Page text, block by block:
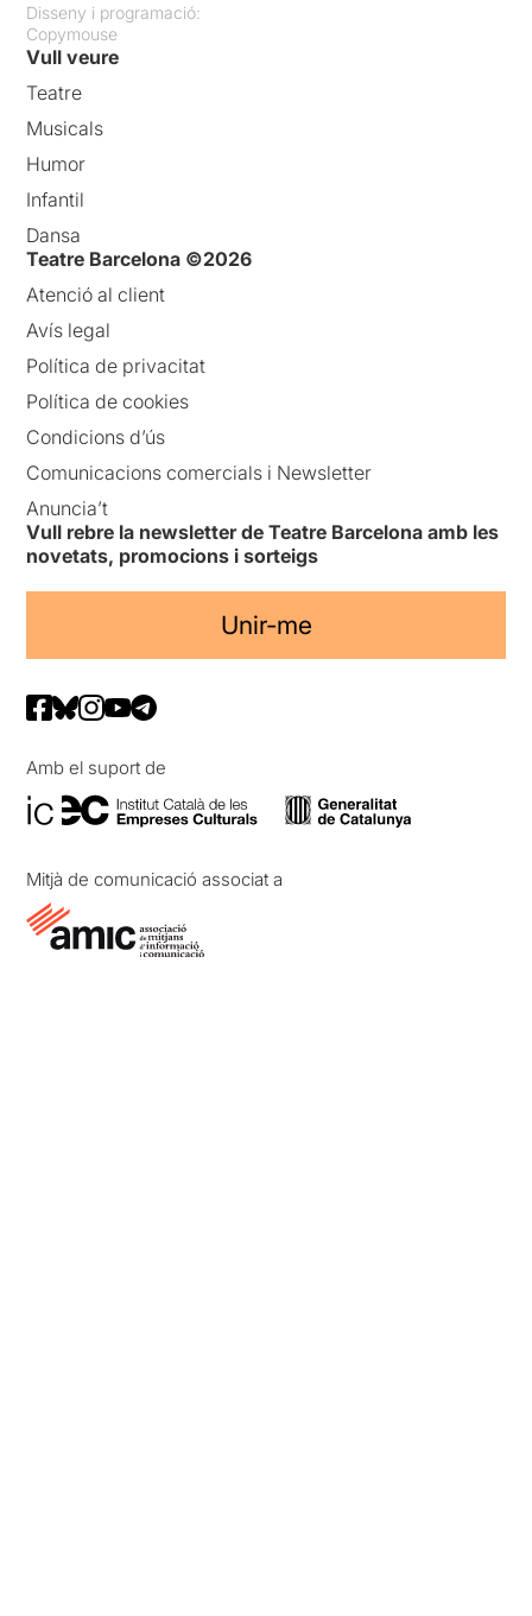
Disseny i programació:
Copymouse
Vull veure
Teatre
Musicals
Humor
Infantil
Dansa
Teatre Barcelona ©2026
Atenció al client
Avís legal
Política de privacitat
Política de cookies
Condicions d’ús
Comunicacions comercials i Newsletter
Anuncia’t
Vull rebre la newsletter de Teatre Barcelona amb les
novetats, promocions i sorteigs
Unir-me
Amb el suport de
Mitjà de comunicació associat a